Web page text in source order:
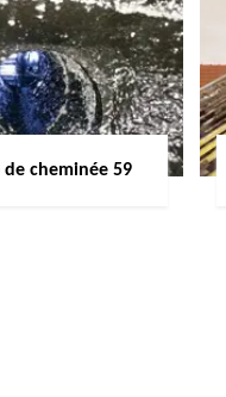
de cheminée 59